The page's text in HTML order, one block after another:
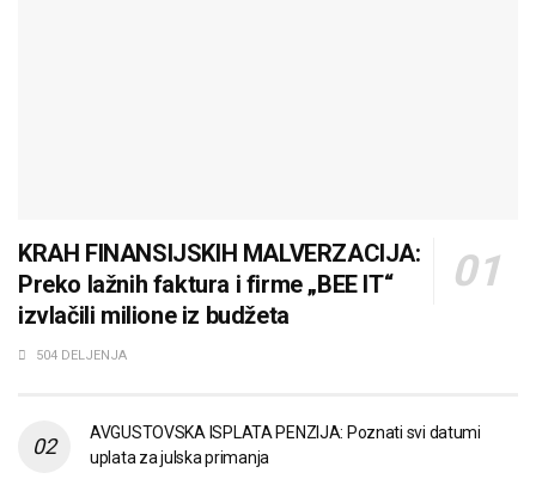
KRAH FINANSIJSKIH MALVERZACIJA:
Preko lažnih faktura i firme „BEE IT“
izvlačili milione iz budžeta
504 DELJENJA
AVGUSTOVSKA ISPLATA PENZIJA: Poznati svi datumi
uplata za julska primanja